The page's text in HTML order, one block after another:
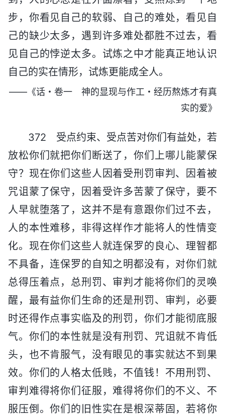
步，你看见自己的软弱、自己的难处，看见自
己的缺少太多，遇到许多难处都胜不过去，看
见自己的悖逆太多。试炼之中才能真正地认识
自己的实在情形，试炼更能成全人。
——《话・卷一 神的显现与作工・经历熬炼才有真
实的爱》
372 受点约束、受点苦对你们有益处，若
放松你们就把你们断送了，你们上哪儿能蒙保
守？现在你们这些人因着受刑罚审判、因着被
咒诅蒙了保守，因着受许多苦蒙了保守，要不
人早就堕落了，这并不是有意跟你们过不去，
人的本性难移，非得这样作才能将人的性情变
化。现在你们这些人就连保罗的良心、理智都
不具备，连保罗的自知之明都没有，对你们就
总得压着点，总刑罚、审判才能将你们的灵唤
醒，最有益你们生命的还是刑罚、审判，必要
时还得作点事实临及的刑罚，你们才能彻底服
气。你们的本性就是没有刑罚、咒诅就不肯低
头，也不肯服气，没有眼见的事实就达不到果
效。你们的人格太低贱，不值钱！不用刑罚、
审判难得将你们征服，难得将你们的不义、不
服压倒。你们的旧性实在是根深蒂固，若将你